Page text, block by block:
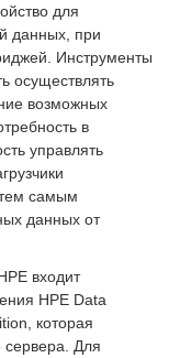
для
данных, при
Инструменты
осуществлять
возможных
в
управлять
самым
данных от
входит
HPE Data
которая
сервера. Для